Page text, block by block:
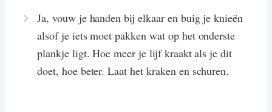
Ja, vouw je handen bij elkaar en buig je knieën
alsof je iets moet pakken wat op het onderste
plankje ligt. Hoe meer je lijf kraakt als je dit
doet, hoe beter. Laat het kraken en schuren.